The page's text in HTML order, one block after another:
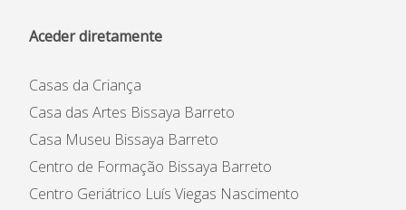
Plano Prevenção de Riscos
de Corrupção
Código Prevenção &
Aceder diretamente
Casas da Criança
Casa das Artes Bissaya Barreto
Casa Museu Bissaya Barreto
Centro de Formação Bissaya Barreto
Centro Geriátrico Luís Viegas Nascimento